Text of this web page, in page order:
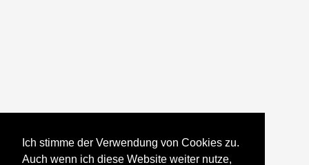
Ich stimme der Verwendung von Cookies zu.
Auch wenn ich diese Website weiter nutze,